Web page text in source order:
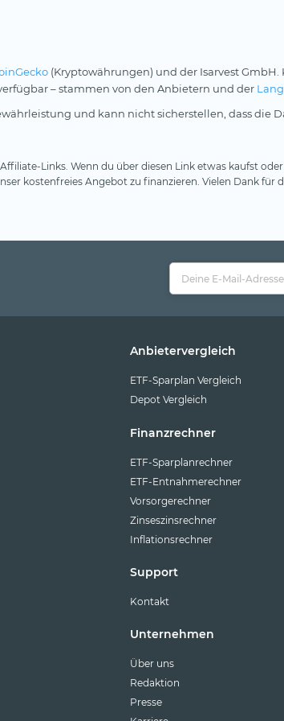
(Kryptowährungen) und der Isarvest
verfügbar – stammen von den Anbietern und der
und kann nicht sicherstellen, dass die
Links. Wenn du über diesen Link etwas kaufst
kostenfreies Angebot zu finanzieren. Vielen Dank für
Anbietervergleich
ETF-Sparplan Vergleich
Depot Vergleich
Finanzrechner
ETF-Sparplanrechner
ETF-Entnahmerechner
Vorsorgerechner
Zinseszinsrechner
Inflationsrechner
Support
Kontakt
Unternehmen
Über uns
Redaktion
Presse